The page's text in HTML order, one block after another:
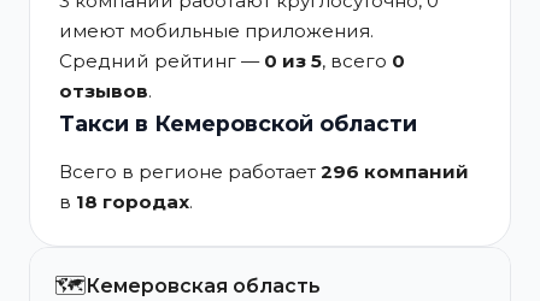
имеют мобильные приложения.
Средний рейтинг — 0 из 5, всего 0
отзывов.
Такси в Кемеровской области
Всего в регионе работает 296 компаний
в 18 городах.
🗺️Кемеровская область